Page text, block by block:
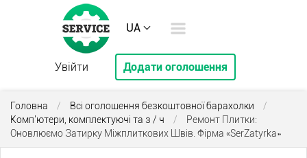
UA
Увійти Додати оголошення
Головна / Всі оголошення безкоштовної барахолки
/
Комп'ютери, комплектуючі та з / ч
/
Ремонт Плитки:
Оновлюємо Затирку Міжплиткових Швів. Фірма «SerZatyrka»